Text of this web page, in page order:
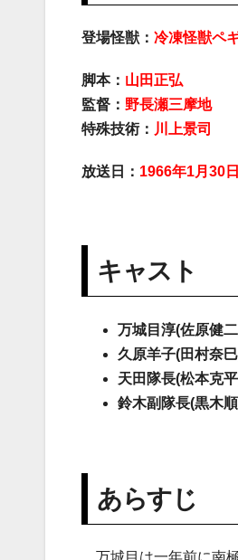
登場怪獣： 冷凍怪獣ペ
脚本： 山田正弘
監督： 野長瀬三摩地
特殊技術： 川上景司
放送日： 1966年1月30日
キャスト
万城目淳(佐原健
久原羊子(田村奈
天田隊長(松本克
鈴木副隊長(黒木
あらすじ